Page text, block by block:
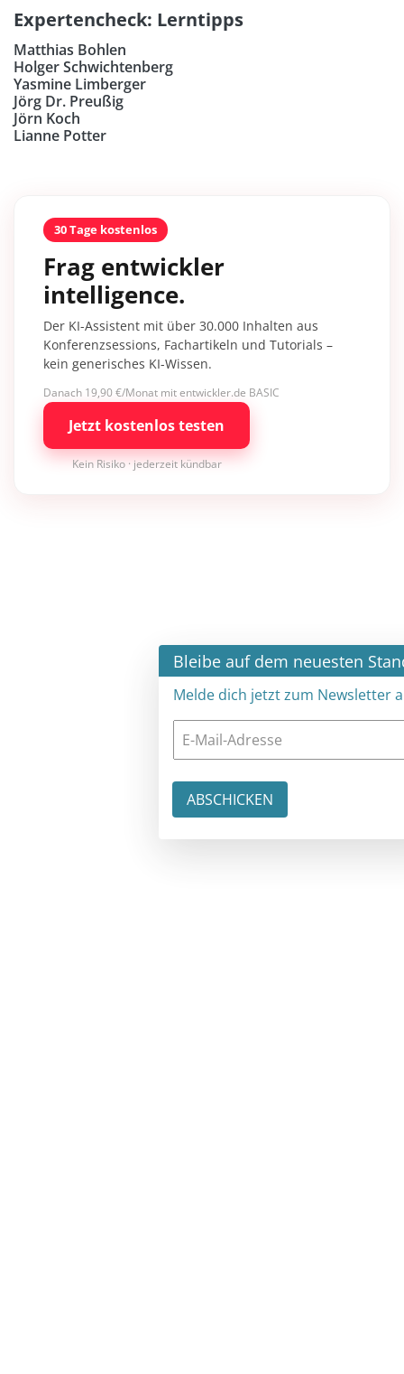
Expertencheck: Lerntipps
Matthias Bohlen
Holger Schwichtenberg
Yasmine Limberger
Jörg Dr. Preußig
Jörn Koch
Lianne Potter
30 Tage kostenlos
Frag entwickler
intelligence.
Der KI-Assistent mit über 30.000 Inhalten aus
Konferenzsessions, Fachartikeln und Tutorials –
kein generisches KI-Wissen.
Danach 19,90 €/Monat mit entwickler.de BASIC
Jetzt kostenlos testen
Kein Risiko · jederzeit kündbar
Bleibe auf dem neuesten Stand ×
Melde dich jetzt zum Newsletter an: